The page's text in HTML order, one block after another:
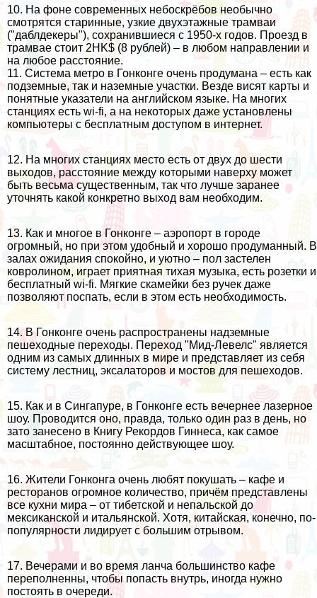
10. На фоне современных небоскрёбов необычно
смотрятся старинные, узкие двухэтажные трамваи
("даблдекеры"), сохранившиеся с 1950-х годов. Проезд в
трамвае стоит 2HK$ (8 рублей) – в любом направлении и
на любое расстояние.
11. Система метро в Гонконге очень продумана – есть как
подземные, так и наземные участки. Везде висят карты и
понятные указатели на английском языке. На многих
станциях есть wi-fi, а на некоторых даже установлены
компьютеры с бесплатным доступом в интернет.
12. На многих станциях место есть от двух до шести
выходов, расстояние между которыми наверху может
быть весьма существенным, так что лучше заранее
уточнять какой конкретно выход вам необходим.
13. Как и многое в Гонконге – аэропорт в городе
огромный, но при этом удобный и хорошо продуманный. В
залах ожидания спокойно, и уютно – пол застелен
ковролином, играет приятная тихая музыка, есть розетки и
бесплатный wi-fi. Мягкие скамейки без ручек даже
позволяют поспать, если в этом есть необходимость.
14. В Гонконге очень распространены надземные
пешеходные переходы. Переход "Мид-Левелс" является
одним из самых длинных в мире и представляет из себя
систему лестниц, эксалаторов и мостов для пешеходов.
15. Как и в Сингапуре, в Гонконге есть вечернее лазерное
шоу. Проводится оно, правда, только один раз в день, но
зато занесено в Книгу Рекордов Гиннеса, как самое
масштабное, постоянно действующее шоу.
16. Жители Гонконга очень любят покушать – кафе и
ресторанов огромное количество, причём представлены
все кухни мира – от тибетской и непальской до
мексиканской и итальянской. Хотя, китайская, конечно, по-
популярности лидирует с большим отрывом.
17. Вечерами и во время ланча большинство кафе
переполненны, чтобы попасть внутрь, иногда нужно
постоять в очереди.